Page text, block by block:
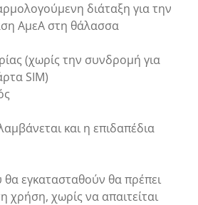
διάταξη για την
ΑμεΑ στη θάλασσα
(χωρίς την συνδρομή για
SIM)
και η επιδαπέδια
εγκατασταθούν θα πρέπει
χρήση, χωρίς να απαιτείται